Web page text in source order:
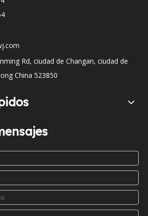
Rd, ciudad de Changan, ciudad de
China 523850